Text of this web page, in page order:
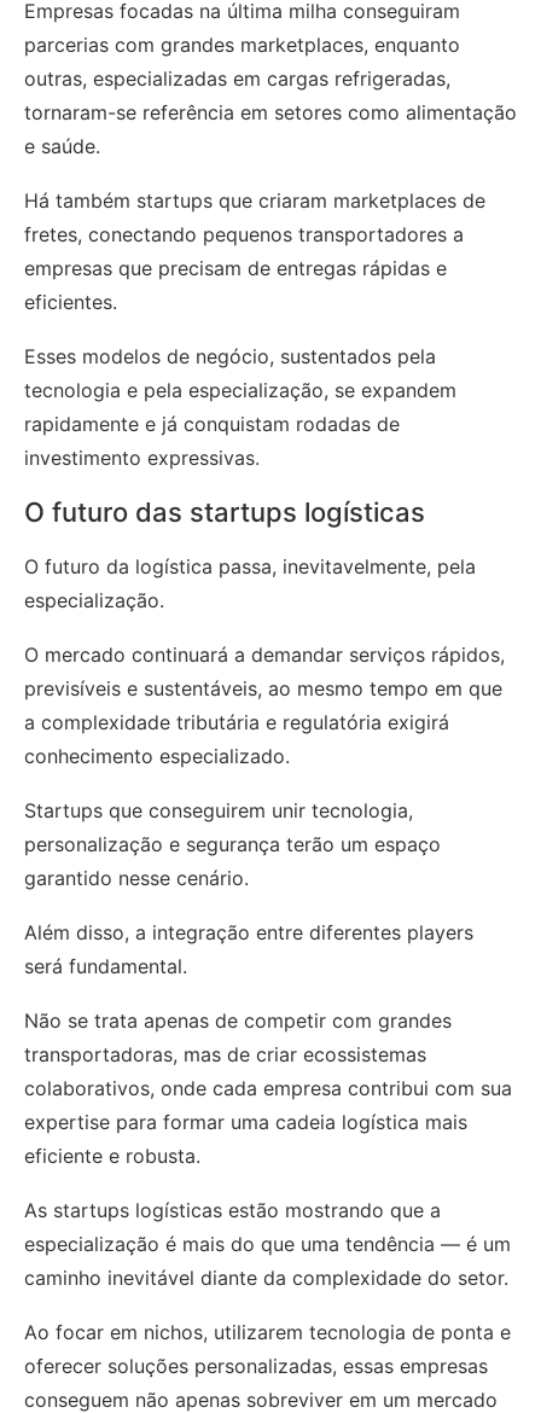
Empresas focadas na última milha conseguiram
parcerias com grandes marketplaces, enquanto
outras, especializadas em cargas refrigeradas,
tornaram-se referência em setores como alimentação
e saúde.
Há também startups que criaram marketplaces de
fretes, conectando pequenos transportadores a
empresas que precisam de entregas rápidas e
eficientes.
Esses modelos de negócio, sustentados pela
tecnologia e pela especialização, se expandem
rapidamente e já conquistam rodadas de
investimento expressivas.
O futuro das startups logísticas
O futuro da logística passa, inevitavelmente, pela
especialização.
O mercado continuará a demandar serviços rápidos,
previsíveis e sustentáveis, ao mesmo tempo em que
a complexidade tributária e regulatória exigirá
conhecimento especializado.
Startups que conseguirem unir tecnologia,
personalização e segurança terão um espaço
garantido nesse cenário.
Além disso, a integração entre diferentes players
será fundamental.
Não se trata apenas de competir com grandes
transportadoras, mas de criar ecossistemas
colaborativos, onde cada empresa contribui com sua
expertise para formar uma cadeia logística mais
eficiente e robusta.
As startups logísticas estão mostrando que a
especialização é mais do que uma tendência — é um
caminho inevitável diante da complexidade do setor.
Ao focar em nichos, utilizarem tecnologia de ponta e
oferecer soluções personalizadas, essas empresas
conseguem não apenas sobreviver em um mercado